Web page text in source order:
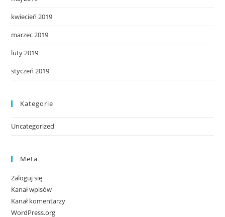
kwiecień 2019
marzec 2019
luty 2019
styczeń 2019
Kategorie
Uncategorized
Meta
Zaloguj się
Kanał wpisów
Kanał komentarzy
WordPress.org